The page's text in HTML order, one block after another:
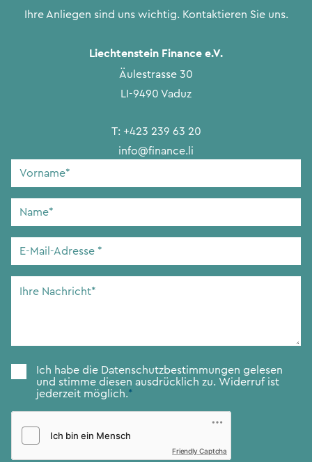
Ihre Anliegen sind uns wichtig. Kontaktieren Sie uns.
Liechtenstein Finance e.V.
Äulestrasse 30
LI-9490 Vaduz
T: +423 239 63 20
info@finance.li
Vorname
Name
E-
Adresse*
Zustimmung*
Ich habe die Datenschutzbestimmungen gelesen
und stimme diesen ausdrücklich zu. Widerruf ist
jederzeit möglich.*
Friendly Captcha